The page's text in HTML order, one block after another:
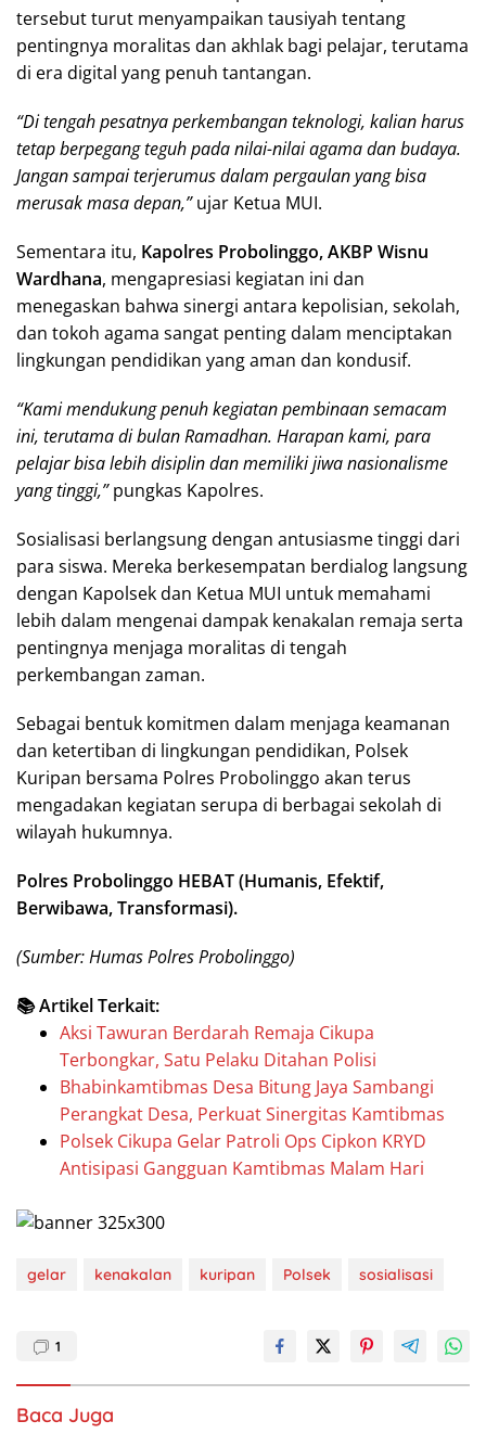
tersebut turut menyampaikan tausiyah tentang
pentingnya moralitas dan akhlak bagi pelajar, terutama
di era digital yang penuh tantangan.
“Di tengah pesatnya perkembangan teknologi, kalian harus
tetap berpegang teguh pada nilai-nilai agama dan budaya.
Jangan sampai terjerumus dalam pergaulan yang bisa
merusak masa depan,”ujar Ketua MUI.
Sementara itu, Kapolres Probolinggo, AKBP Wisnu
Wardhana, mengapresiasi kegiatan ini dan
menegaskan bahwa sinergi antara kepolisian, sekolah,
dan tokoh agama sangat penting dalam menciptakan
lingkungan pendidikan yang aman dan kondusif.
“Kami mendukung penuh kegiatan pembinaan semacam
ini, terutama di bulan Ramadhan. Harapan kami, para
pelajar bisa lebih disiplin dan memiliki jiwa nasionalisme
yang tinggi,”pungkas Kapolres.
Sosialisasi berlangsung dengan antusiasme tinggi dari
para siswa. Mereka berkesempatan berdialog langsung
dengan Kapolsek dan Ketua MUI untuk memahami
lebih dalam mengenai dampak kenakalan remaja serta
pentingnya menjaga moralitas di tengah
perkembangan zaman.
Sebagai bentuk komitmen dalam menjaga keamanan
dan ketertiban di lingkungan pendidikan, Polsek
Kuripan bersama Polres Probolinggo akan terus
mengadakan kegiatan serupa di berbagai sekolah di
wilayah hukumnya.
Polres Probolinggo HEBAT (Humanis, Efektif,
Berwibawa, Transformasi).
(Sumber: Humas Polres Probolinggo)
📚 Artikel Terkait:
Aksi Tawuran Berdarah Remaja Cikupa
Terbongkar, Satu Pelaku Ditahan Polisi
Bhabinkamtibmas Desa Bitung Jaya Sambangi
Perangkat Desa, Perkuat Sinergitas Kamtibmas
Polsek Cikupa Gelar Patroli Ops Cipkon KRYD
Antisipasi Gangguan Kamtibmas Malam Hari
gelar kenakalan kuripan Polsek sosialisasi
1
Baca Juga